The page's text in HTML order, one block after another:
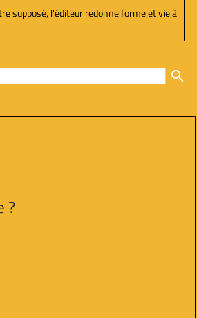
supposé, l'éditeur redonne forme et vie à
search
?